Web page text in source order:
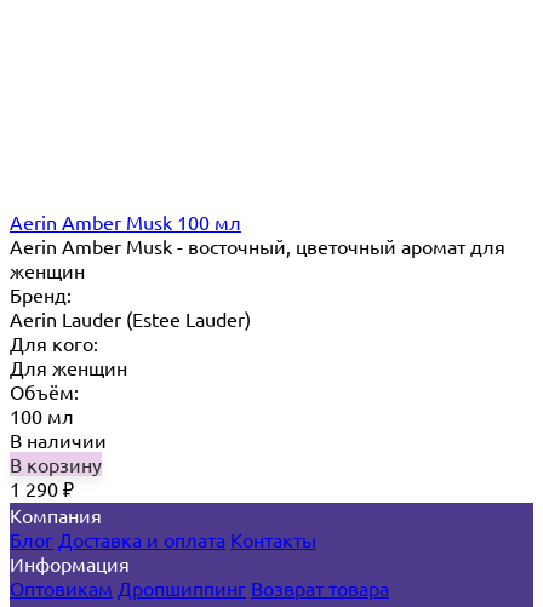
Aerin Amber Musk 100 мл
Aerin Amber Musk - восточный, цветочный аромат для
женщин
Бренд:
Aerin Lauder (Estee Lauder)
Для кого:
Для женщин
Объём:
100 мл
В наличии
В корзину
1 290 ₽
Компания
Блог Доставка и оплата Контакты
Информация
Оптовикам Дропшиппинг Возврат товара